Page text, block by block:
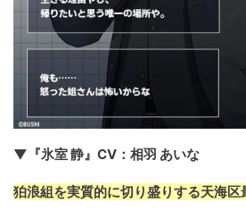
▼『氷室 静』CV：相羽 あいな
狛浪組を実質的に切り盛りする天海区